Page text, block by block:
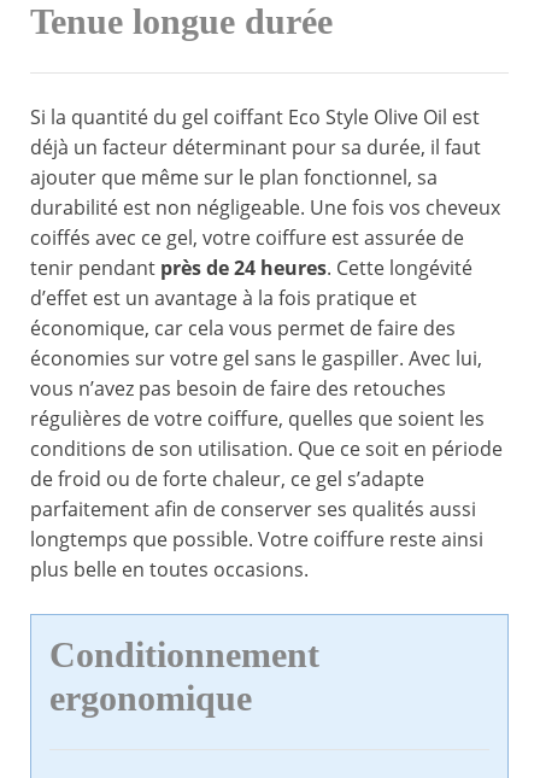
Tenue longue durée
Si la quantité du gel coiffant Eco Style Olive Oil est
déjà un facteur déterminant pour sa durée, il faut
ajouter que même sur le plan fonctionnel, sa
durabilité est non négligeable. Une fois vos cheveux
coiffés avec ce gel, votre coiffure est assurée de
tenir pendant près de 24 heures. Cette longévité
d’effet est un avantage à la fois pratique et
économique, car cela vous permet de faire des
économies sur votre gel sans le gaspiller. Avec lui,
vous n’avez pas besoin de faire des retouches
régulières de votre coiffure, quelles que soient les
conditions de son utilisation. Que ce soit en période
de froid ou de forte chaleur, ce gel s’adapte
parfaitement afin de conserver ses qualités aussi
longtemps que possible. Votre coiffure reste ainsi
plus belle en toutes occasions.
Conditionnement
ergonomique